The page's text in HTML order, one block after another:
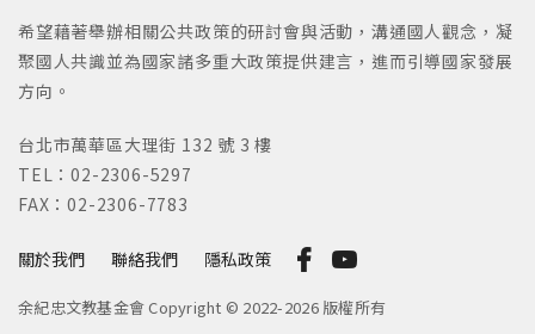
關於我們 聯絡我們 隱私政策
希望藉著舉辦相關公共政策的研討會與活動，溝通國人觀念，凝
聚國人共識並為國家諸多重大政策提供建言，進而引導國家發展
方向。
台北市萬華區大理街 132 號 3 樓
TEL：02-2306-5297
FAX：02-2306-7783
余紀忠文教基金會 Copyright © 2022-2026 版權所有